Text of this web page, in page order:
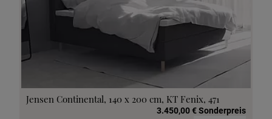
Jensen Continental, 140 x 200 cm, KT Fenix, 471
3.450,00 € Sonderpreis